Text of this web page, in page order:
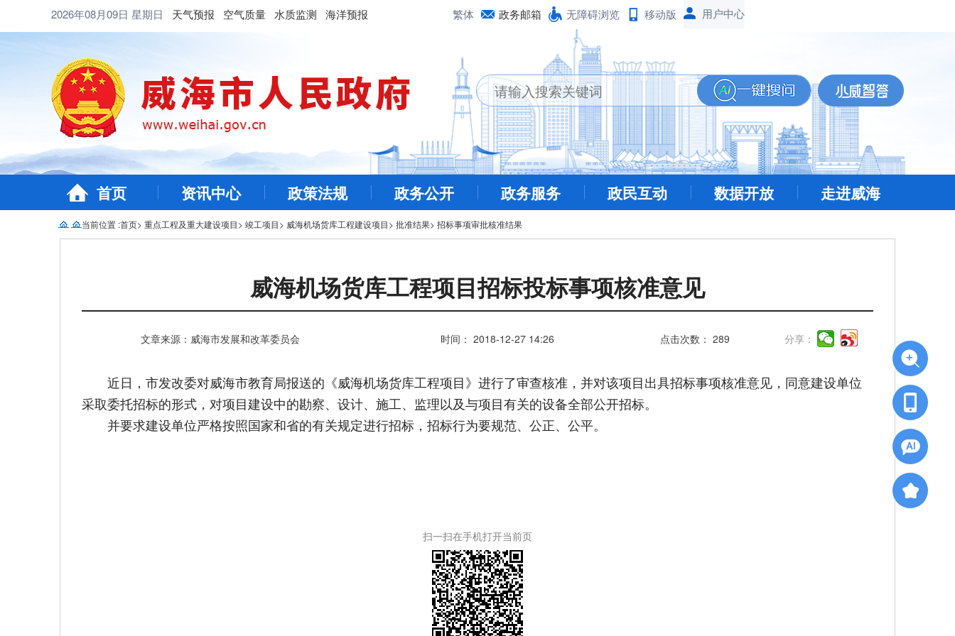
2026年08月09日 星期日 天气预报 空气质量 水质监测 海洋预报 繁体 政务邮箱 无障碍浏览 移动版
首页 资讯中心 政策法规 政务公开 政务服务 政民互动 数据开放 走进威海
当前位置 :首页> 重点工程及重大建设项目> 竣工项目> 威海机场货库工程建设项目> 批准结果> 招标事项审批核准结果
威海机场货库工程项目招标投标事项核准意见
文章来源：威海市发展和改革委员会 时间： 2018-12-27 14:26 点击次数：289 分享：
近日，市发改委对威海市教育局报送的《威海机场货库工程项目》进行了审查核准，并对该项目出具招标事项核准意见，同意建设单位
采取委托招标的形式，对项目建设中的勘察、设计、施工、监理以及与项目有关的设备全部公开招标。
并要求建设单位严格按照国家和省的有关规定进行招标，招标行为要规范、公正、公平。
扫一扫在手机打开当前页